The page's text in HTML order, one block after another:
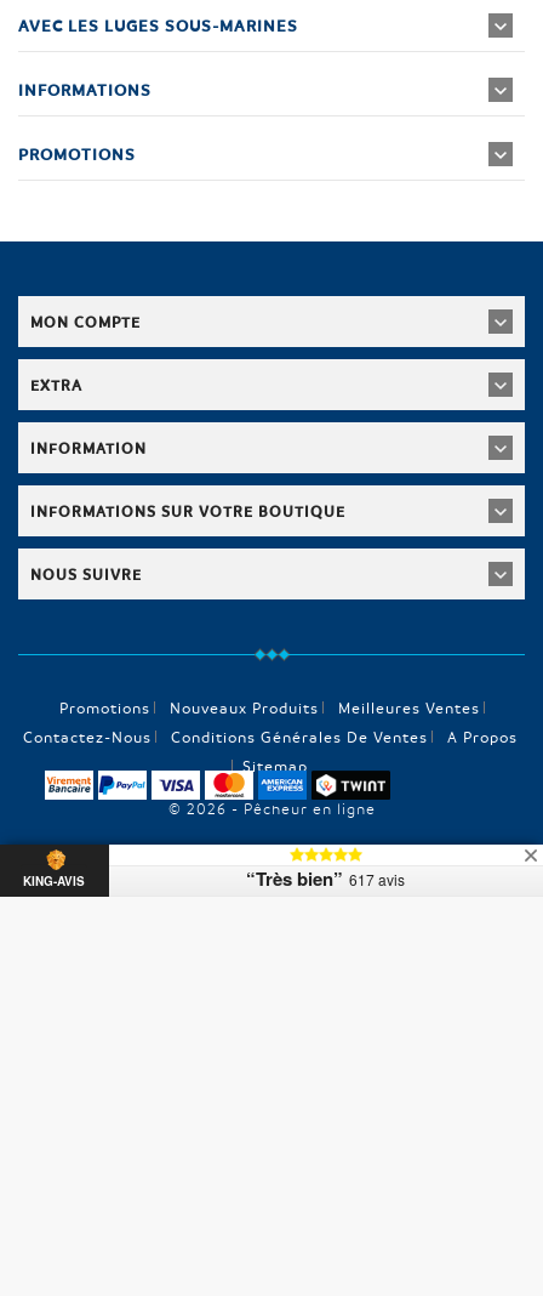
AVEC LES LUGES SOUS-MARINES
INFORMATIONS
PROMOTIONS
MON COMPTE
EXTRA
INFORMATION
INFORMATIONS SUR VOTRE BOUTIQUE
NOUS SUIVRE
Promotions Nouveaux Produits
Meilleures Ventes
Contactez-Nous
Conditions Générales De Ventes
A Propos
Sitemap
© 2026 - Pêcheur en ligne
KING-AVIS “Très bien” 617 avis